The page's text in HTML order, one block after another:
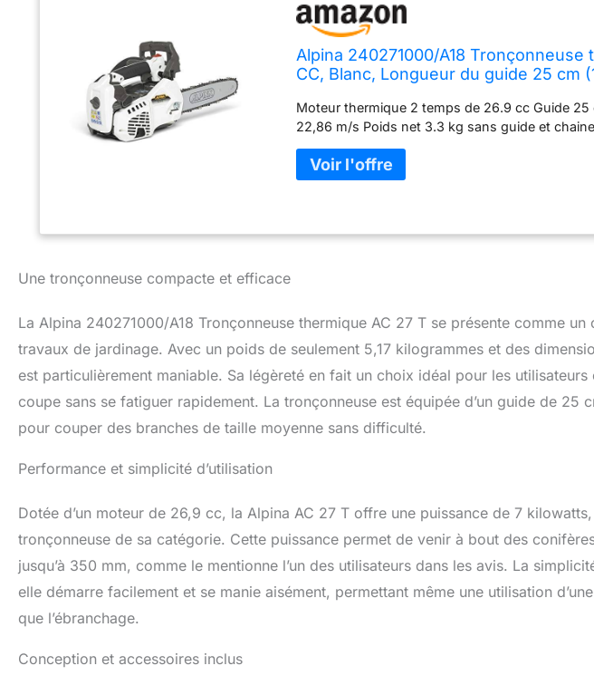
Alpina 240271000/A18 Tronçonneuse
CC, Blanc, Longueur du guide 25 cm
Moteur thermique 2 temps de 26.9 cc Guide
22,86 m/s Poids net 3.3 kg sans guide et chaine
Une tronçonneuse compacte et efficace
La Alpina 240271000/A18 Tronçonneuse thermique AC 27 T se présente comme
travaux de jardinage. Avec un poids de seulement 5,17 kilogrammes et des
est particulièrement maniable. Sa légèreté en fait un choix idéal pour les
coupe sans se fatiguer rapidement. La tronçonneuse est équipée d’un guide de 25
pour couper des branches de taille moyenne sans difficulté.
Performance et simplicité d’utilisation
Dotée d’un moteur de 26,9 cc, la Alpina AC 27 T offre une puissance de 7
tronçonneuse de sa catégorie. Cette puissance permet de venir à bout des
jusqu’à 350 mm, comme le mentionne l’un des utilisateurs dans les avis. La
elle démarre facilement et se manie aisément, permettant même une utilisation
que l’ébranchage.
Conception et accessoires inclus